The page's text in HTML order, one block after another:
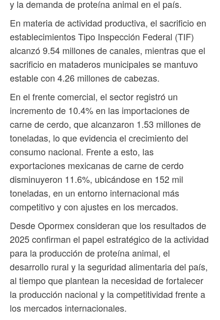
y la demanda de proteína animal en el país.
En materia de actividad productiva, el sacrificio en
establecimientos Tipo Inspección Federal (TIF)
alcanzó 9.54 millones de canales, mientras que el
sacrificio en mataderos municipales se mantuvo
estable con 4.26 millones de cabezas.
En el frente comercial, el sector registró un
incremento de 10.4% en las importaciones de
carne de cerdo, que alcanzaron 1.53 millones de
toneladas, lo que evidencia el crecimiento del
consumo nacional. Frente a esto, las
exportaciones mexicanas de carne de cerdo
disminuyeron 11.6%, ubicándose en 152 mil
toneladas, en un entorno internacional más
competitivo y con ajustes en los mercados.
Desde Opormex consideran que los resultados de
2025 confirman el papel estratégico de la actividad
para la producción de proteína animal, el
desarrollo rural y la seguridad alimentaria del país,
al tiempo que plantean la necesidad de fortalecer
la producción nacional y la competitividad frente a
los mercados internacionales.